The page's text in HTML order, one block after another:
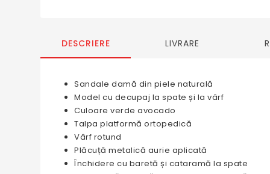
DESCRIERE LIVRARE
Sandale damă din piele naturală
Model cu decupaj la spate și la vârf
Culoare verde avocado
Talpa platformă ortopedică
Vârf rotund
Plăcuță metalică aurie aplicată
Închidere cu baretă și cataramă la spate